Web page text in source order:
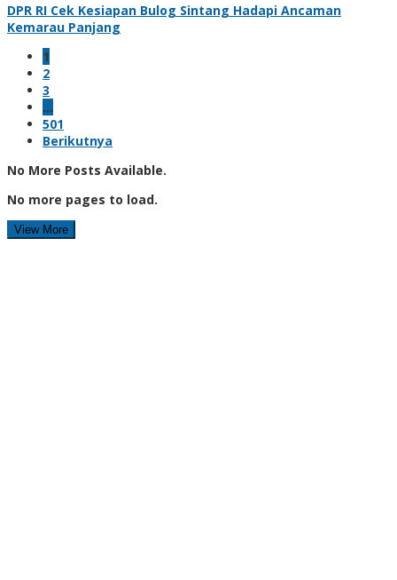
DPR RI Cek Kesiapan Bulog Sintang Hadapi Ancaman
Kemarau Panjang
1
2
3
…
501
Berikutnya
No More Posts Available.
No more pages to load.
View More